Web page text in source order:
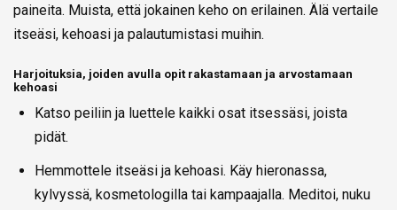
paineita. Muista, että jokainen keho on erilainen. Älä vertaile
itseäsi, kehoasi ja palautumistasi muihin.
Harjoituksia, joiden avulla opit rakastamaan ja arvostamaan
kehoasi
Katso peiliin ja luettele kaikki osat itsessäsi, joista
pidät.
Hemmottele itseäsi ja kehoasi. Käy hieronassa,
kylvyssä, kosmetologilla tai kampaajalla. Meditoi, nuku